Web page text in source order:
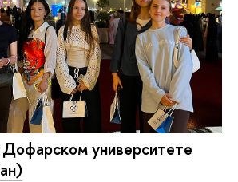
университете